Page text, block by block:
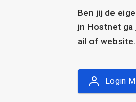
Ben jij de
jn Hostnet ga
ail of website.
Login